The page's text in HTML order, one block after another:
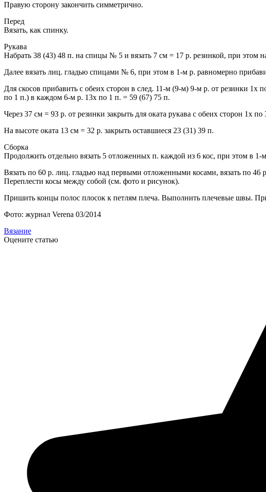
Правую сторону закончить симметрично.
Перед
Вязать, как спинку.
Рукава
Набрать 38 (43) 48 п. на спицы № 5 и вязать 7 см = 17 р. резинкой, при этом
Далее вязать лиц. гладью спицами № 6, при этом в 1-м р. равномерно
Для скосов прибавить с обеих сторон в след. 11-м (9-м) 9-м р. от резинки
по 1 п.) в каждом 6-м р. 13x по 1 п. = 59 (67) 75 п.
Через 37 см = 93 р. от резинки закрыть для оката рукава с обеих сторон 1x
На высоте оката 13 см = 32 р. закрыть оставшиеся 23 (31) 39 п.
Сборка
Продолжить отдельно вязать 5 отложенных п. каждой из 6 кос, при этом в
Вязать по 60 р. лиц. гладью над первыми отложенными косами, вязать по
Переплести косы между собой (см. фото и рисунок).
Пришить концы полос плосок к петлям плеча. Выполнить плечевые швы.
Фото: журнал Verena 03/2014
Вязание
Оцените статью